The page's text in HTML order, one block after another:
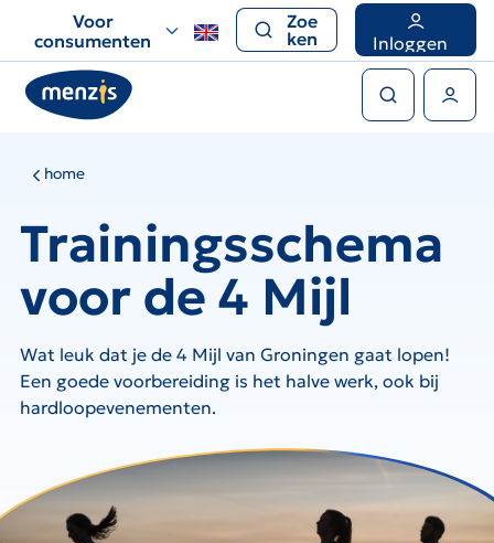
voor
snelle
navigatie
Voor
consumenten
Zoe
ken
Inloggen
home
Trainingsschema
voor de 4 Mijl
Wat leuk dat je de 4 Mijl van Groningen gaat lopen!
Een goede voorbereiding is het halve werk, ook bij
hardloopevenementen.